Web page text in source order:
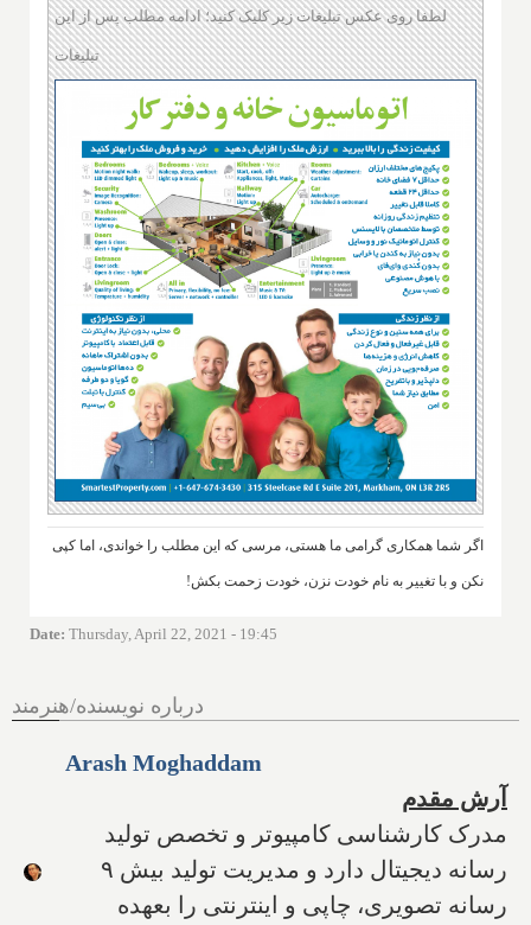
لطفا روی عکس تبلیغات زیر کلیک کنید؛ ادامه مطلب پس از این
تبلیغات
اگر شما همکاری گرامی ما هستی، مرسی که این مطلب را خواندی، اما کپی
نکن و با تغییر به نام خودت نزن، خودت زحمت بکش!
Date: Thursday, April 22, 2021 - 19:45
درباره نویسنده/هنرمند
Arash Moghaddam
آرش مقدم
مدرک کارشناسی کامپیوتر و تخصص تولید
رسانه دیجیتال دارد و مدیریت تولید بیش ۹
رسانه تصویری، چاپی و اینترنتی را بعهده